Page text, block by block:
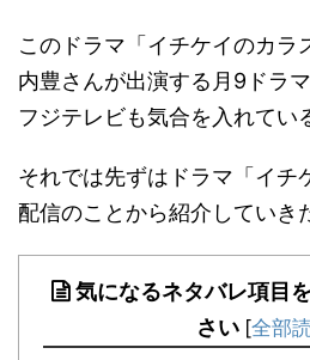
このドラマ「イチケイのカラ
内豊さんが出演する月9ドラ
フジテレビも気合を入れてい
それでは先ずはドラマ「イチ
配信のことから紹介していき
気になるネタバレ項目
さい [全部